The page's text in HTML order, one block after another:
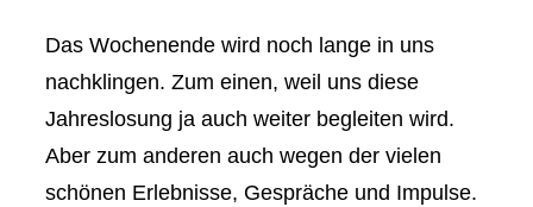
Das Wochenende wird noch lange in uns
nachklingen. Zum einen, weil uns diese
Jahreslosung ja auch weiter begleiten wird.
Aber zum anderen auch wegen der vielen
schönen Erlebnisse, Gespräche und Impulse.